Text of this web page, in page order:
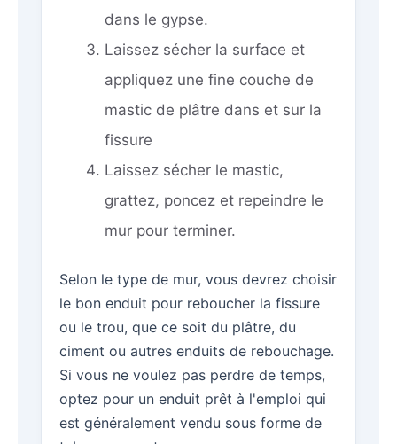
dans le gypse.
Laissez sécher la surface et
appliquez une fine couche de
mastic de plâtre dans et sur la
fissure
Laissez sécher le mastic,
grattez, poncez et repeindre le
mur pour terminer.
Selon le type de mur, vous devrez choisir
le bon enduit pour reboucher la fissure
ou le trou, que ce soit du plâtre, du
ciment ou autres enduits de rebouchage.
Si vous ne voulez pas perdre de temps,
optez pour un enduit prêt à l'emploi qui
est généralement vendu sous forme de